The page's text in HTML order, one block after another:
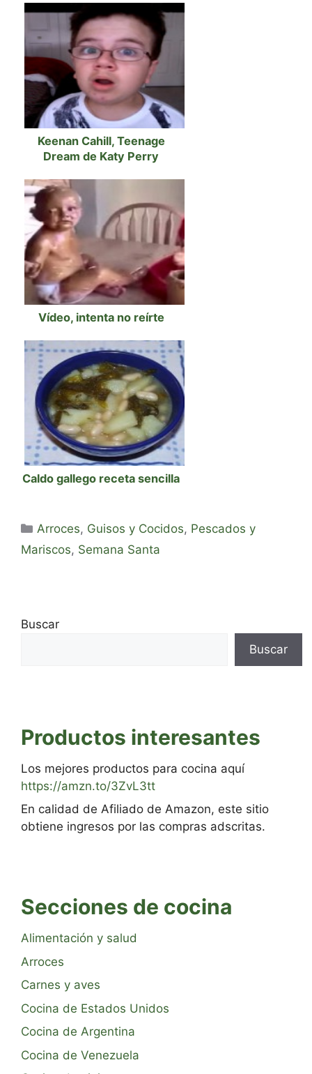
Keenan Cahill, Teenage
Dream de Katy Perry
Vídeo, intenta no reírte
Caldo gallego receta sencilla
Categorías
Arroces, Guisos y Cocidos, Pescados y
Mariscos, Semana Santa
Buscar
Buscar
Productos interesantes
Los mejores productos para cocina aquí
https://amzn.to/3ZvL3tt
En calidad de Afiliado de Amazon, este sitio
obtiene ingresos por las compras adscritas.
Secciones de cocina
Alimentación y salud
Arroces
Carnes y aves
Cocina de Estados Unidos
Cocina de Argentina
Cocina de Venezuela